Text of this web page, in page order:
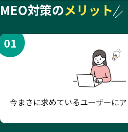
MEO対策のメリット
01
今まさに求めているユーザーにア